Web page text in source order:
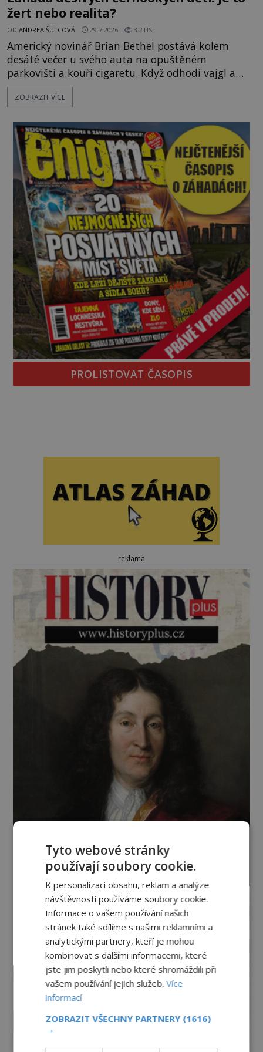
žert nebo realita?
OD ANDREA ŠULCOVÁ 29.7.2026 3.2TIS
Americký novinář Brian Bethel postává kolem
desáté večer u svého auta na opuštěném
parkovišti a kouří cigaretu. Když odhodí vajgl a
chystá se nastoupit do auta, přijdou k němu dva
mladí chlapci, kterým může být okolo 14 let.
pouhých několik minut od tohoto parkoviště,“
zeptá se suverénně jeden z nich. P
ZOBRAZIT VÍCE
PROLISTOVAT ČASOPIS
reklama
Tyto webové stránky
používají soubory cookie.
K personalizaci obsahu, reklam a analýze
návštěvnosti používáme soubory cookie.
Informace o vašem používání našich
stránek také sdílíme s našimi reklamními a
analytickými partnery, kteří je mohou
kombinovat s dalšími informacemi, které
jste jim poskytli nebo které shromáždili při
vašem používání jejich služeb.Více
informací
ZOBRAZIT VŠECHNY PARTNERY (1616)
→